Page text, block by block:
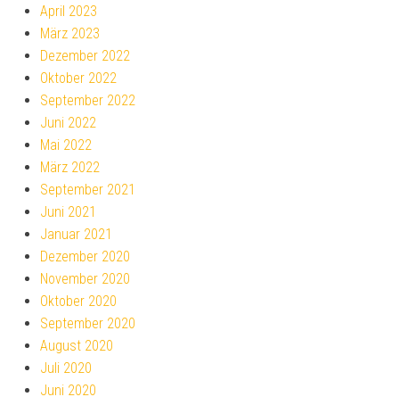
April 2023
März 2023
Dezember 2022
Oktober 2022
September 2022
Juni 2022
Mai 2022
März 2022
September 2021
Juni 2021
Januar 2021
Dezember 2020
November 2020
Oktober 2020
September 2020
August 2020
Juli 2020
Juni 2020